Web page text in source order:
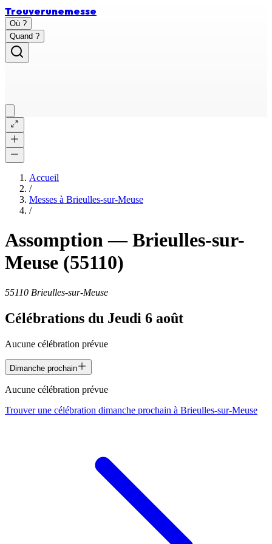
Trouverunemesse
Où ?
Quand ?
Accueil
/
Messes à Brieulles-sur-Meuse
/
Assomption—Brieulles-sur-
Meuse (55110)
55110 Brieulles-sur-Meuse
Célébrations du Jeudi 6 août
Aucune célébration prévue
Dimanche prochain
Aucune célébration prévue
Trouver une célébration dimanche prochain à Brieulles-sur-Meuse